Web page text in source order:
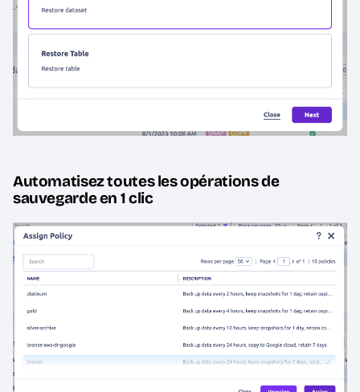
Automatisez toutes les opérations de
sauvegarde en 1 clic